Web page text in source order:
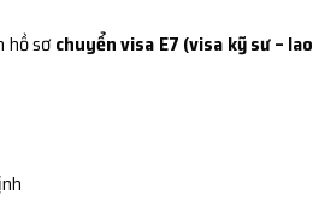
hồ sơchuyển visa E7 (visa kỹ sư – lao